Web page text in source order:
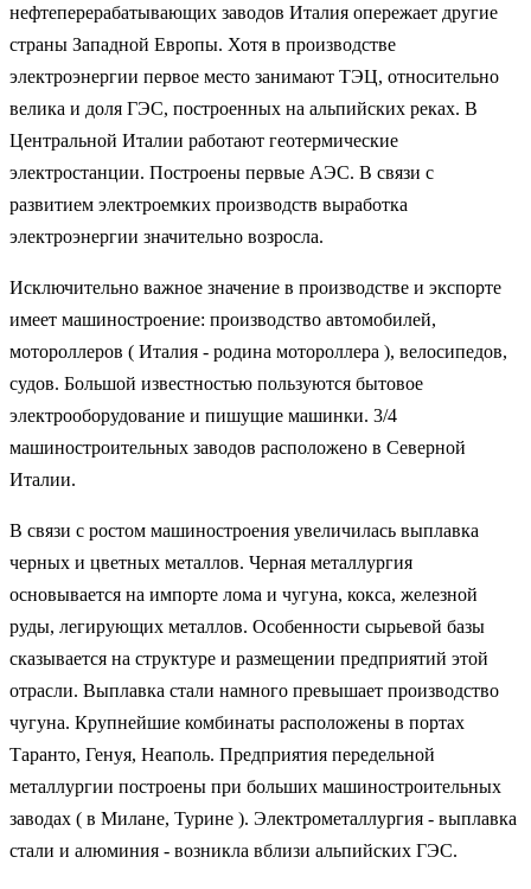
нефтеперерабатывающих заводов Италия опережает другие
страны Западной Европы. Хотя в производстве
электроэнергии первое место занимают ТЭЦ, относительно
велика и доля ГЭС, построенных на альпийских реках. В
Центральной Италии работают геотермические
электростанции. Построены первые АЭС. В связи с
развитием электроемких производств выработка
электроэнергии значительно возросла.
Исключительно важное значение в производстве и экспорте
имеет машиностроение: производство автомобилей,
мотороллеров ( Италия - родина мотороллера ), велосипедов,
судов. Большой известностью пользуются бытовое
электрооборудование и пишущие машинки. 3/4
машиностроительных заводов расположено в Северной
Италии.
В связи с ростом машиностроения увеличилась выплавка
черных и цветных металлов. Черная металлургия
основывается на импорте лома и чугуна, кокса, железной
руды, легирующих металлов. Особенности сырьевой базы
сказывается на структуре и размещении предприятий этой
отрасли. Выплавка стали намного превышает производство
чугуна. Крупнейшие комбинаты расположены в портах
Таранто, Генуя, Неаполь. Предприятия передельной
металлургии построены при больших машиностроительных
заводах ( в Милане, Турине ). Электрометаллургия - выплавка
стали и алюминия - возникла вблизи альпийских ГЭС.